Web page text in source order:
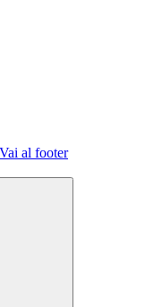
Vai al footer